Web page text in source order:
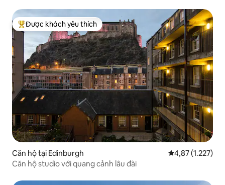
Được khách yêu thích nhất
Được khách yêu thích
Căn hộ tại Edinburgh Xếp hạng trung
4,87 (1.227)
Căn hộ studio với quang cảnh lâu đài